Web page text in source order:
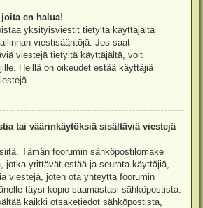
en halua!
yksityisviestit tietyltä käyttäjältä
viestisääntöjä. Jos saat
viestejä tietyltä käyttäjältä, voit
Heillä on oikeudet estää käyttäjiä
tai väärinkäytöksiä sisältäviä viestejä
Tämän foorumin sähköpostilomake
jotka yrittävät estää ja seurata käyttäjiä,
viestejä, joten ota yhteyttä foorumin
täysi kopio saamastasi sähköpostista.
kaikki otsaketiedot sähköpostista,